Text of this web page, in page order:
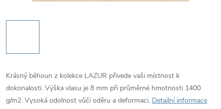
Krásný běhoun z kolekce LAZUR přivede vaši místnost k
dokonalosti. Výška vlasu je 8 mm při průměrné hmotnosti 1400
g/m2. Vysoká odolnost vůči oděru a deformaci. Detailní informace